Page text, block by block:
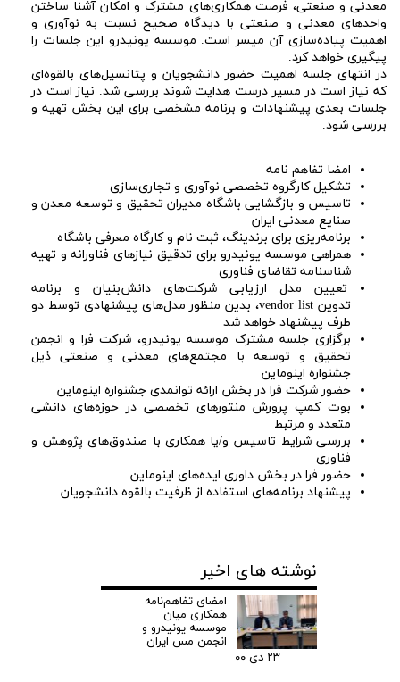
معدنی و صنعتی، فرصت همکاری‌های مشترک و امکان آشنا ساختن
واحدهای معدنی و صنعتی با دیدگاه صحیح نسبت به نوآوری و
اهمیت پیاده‌سازی آن میسر است. موسسه یونیدرو این جلسات را
پیگیری خواهد کرد.
در انتهای جلسه اهمیت حضور دانشجویان و پتانسیل‌های بالقوه‌ای
که نیاز است در مسیر درست هدایت شوند بررسی شد. نیاز است در
جلسات بعدی پیشنهادات و برنامه مشخصی برای این بخش تهیه و
بررسی شود.
امضا تفاهم نامه
تشکیل کارگروه تخصصی نوآوری و تجاری‌سازی
تاسیس و بازگشایی باشگاه مدیران تحقیق و توسعه معدن و
صنایع معدنی ایران
برنامه‌ریزی برای برندینگ، ثبت نام و کارگاه معرفی باشگاه
همراهی موسسه یونیدرو برای تدقیق نیازهای فناورانه و تهیه
شناسنامه تقاضای فناوری
تعیین مدل ارزیابی شرکت‌های دانش‌بنیان و برنامه
تدوین vendor list، بدین منظور مدل‌های پیشنهادی توسط دو
طرف پیشنهاد خواهد شد
برگزاری جلسه مشترک موسسه یونیدرو، شرکت فرا و انجمن
تحقیق و توسعه با مجتمع‌های معدنی و صنعتی ذیل
جشنواره اینوماین
حضور شرکت فرا در بخش ارائه توانمدی جشنواره اینوماین
بوت کمپ پرورش منتورهای تخصصی در حوزه‌های دانشی
متعدد و مرتبط
بررسی شرایط تاسیس و/یا همکاری با صندوق‌های پژوهش و
فناوری
حضور فرا در بخش داوری ایده‌های اینوماین
پیشنهاد برنامه‌های استفاده از ظرفیت بالقوه دانشجویان
نوشته های اخیر
امضای تفاهم‌نامه
همکاری میان
موسسه یونیدرو و
انجمن مس ایران
۲۳ دی ۰۰